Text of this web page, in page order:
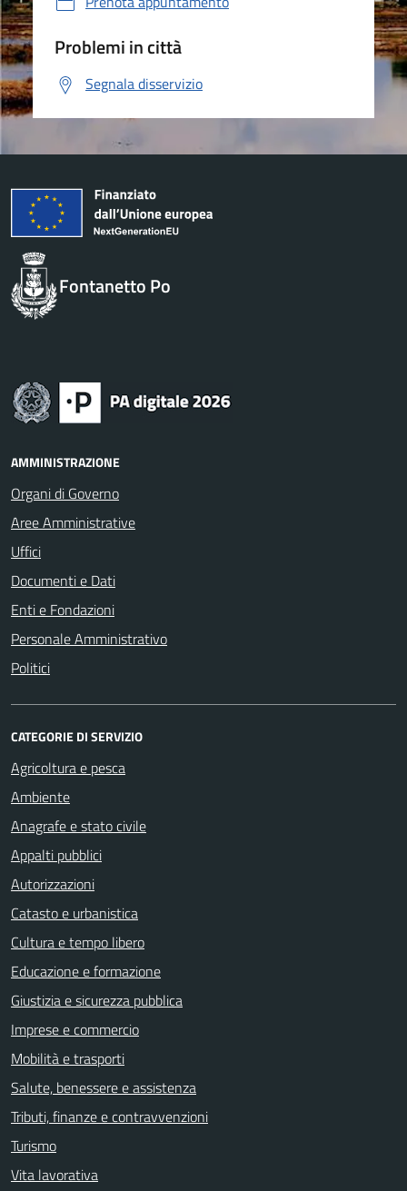
Problemi in città
Segnala disservizio
Fontanetto Po
AMMINISTRAZIONE
Organi di Governo
Aree Amministrative
Uffici
Documenti e Dati
Enti e Fondazioni
Personale Amministrativo
Politici
CATEGORIE DI SERVIZIO
Agricoltura e pesca
Ambiente
Anagrafe e stato civile
Appalti pubblici
Autorizzazioni
Catasto e urbanistica
Cultura e tempo libero
Educazione e formazione
Giustizia e sicurezza pubblica
Imprese e commercio
Mobilità e trasporti
Salute, benessere e assistenza
Tributi, finanze e contravvenzioni
Turismo
Vita lavorativa